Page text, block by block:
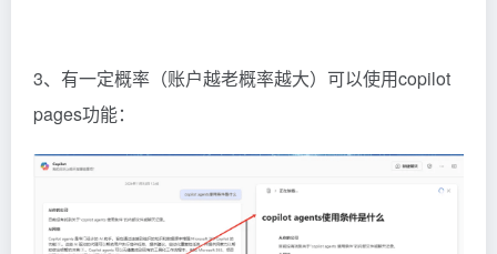
3、有一定概率（账户越老概率越大）可以使用copilot
pages功能：